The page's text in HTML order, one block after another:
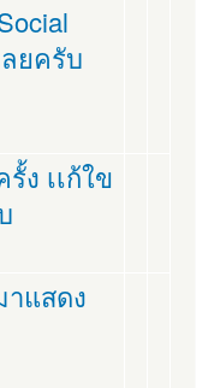
ยครับ
ง เเก้ใข
าแสดง